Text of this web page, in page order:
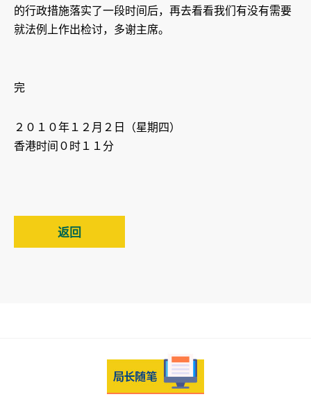
的行政措施落实了一段时间后，再去看看我们有没有需要
就法例上作出检讨，多谢主席。
完
２０１０年１２月２日（星期四）
香港时间０时１１分
返回